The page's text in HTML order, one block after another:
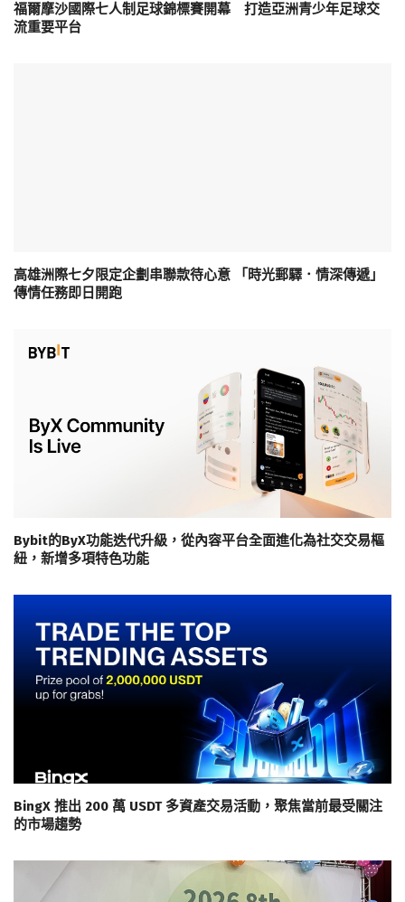
福爾摩沙國際七人制足球錦標賽開幕 打造亞洲青少年足球交
流重要平台
高雄洲際七夕限定企劃串聯款待心意 「時光郵驛．情深傳遞」
傳情任務即日開跑
Bybit的ByX功能迭代升級，從內容平台全面進化為社交交易樞
紐，新增多項特色功能
BingX 推出 200 萬 USDT 多資產交易活動，聚焦當前最受關注
的市場趨勢